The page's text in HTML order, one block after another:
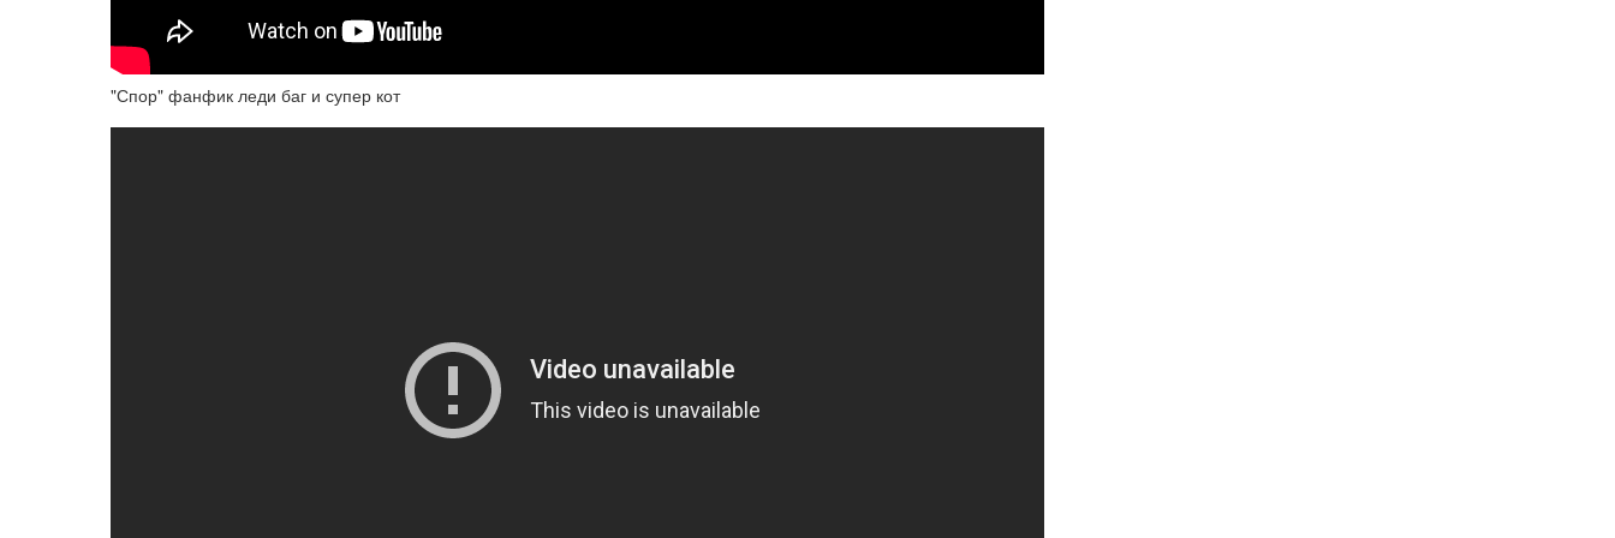
"Спор" фанфик леди баг и супер кот